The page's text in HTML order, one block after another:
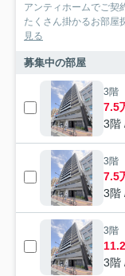
アンティホームでご
たくさん掛かるお部屋
見る
募集中の部屋
3階
7.5
3階
3階
7.5
3階
3階
3階